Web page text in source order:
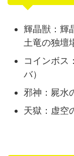
輝晶獣：輝
土竜の独壇
コインボス
バ）
邪神：屍水
天獄：虚空